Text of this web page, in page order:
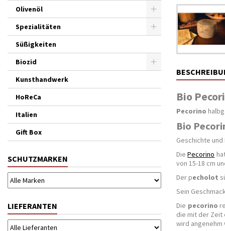
Olivenöl
Spezialitäten
Süßigkeiten
Biozid
Kunsthandwerk
HoReCa
Italien
Gift Box
SCHUTZMARKEN
LIEFERANTEN
Bio
Pecorino
Bio
Geschichte und
DiePecorino
von 15-18 cm
Der pecholot
Sein
Die pecorino
die mit der Zeit
wird angenehm